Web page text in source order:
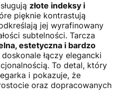
złote indeksy i
pięknie kontrastują
jej wyrafinowany
subtelności. Tarcza
estetyczna i bardzo
łączy elegancki
To detal, który
i pokazuje, że
oraz dopracowanych